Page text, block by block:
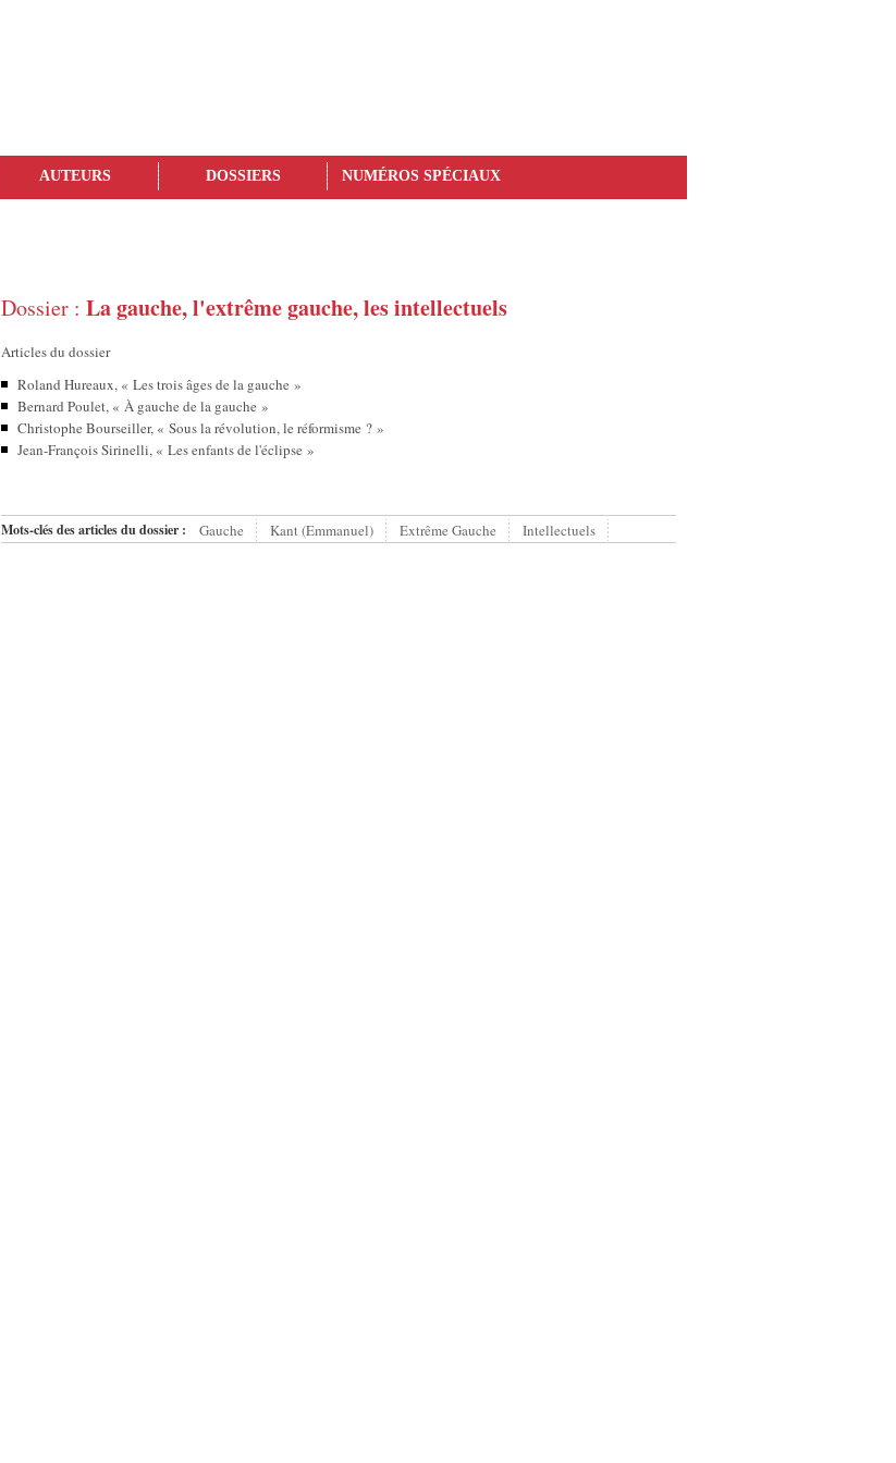
AUTEURS DOSSIERS NUMÉROS SPÉCIAUX
Dossier : La gauche, l'extrême gauche, les intellectuels
Articles du dossier
Roland Hureaux, « Les trois âges de la gauche »
Bernard Poulet, « À gauche de la gauche »
Christophe Bourseiller, « Sous la révolution, le réformisme ? »
Jean-François Sirinelli, « Les enfants de l'éclipse »
Mots-clés des articles du dossier : Gauche Kant (Emmanuel) Extrême Gauche Intellectuels